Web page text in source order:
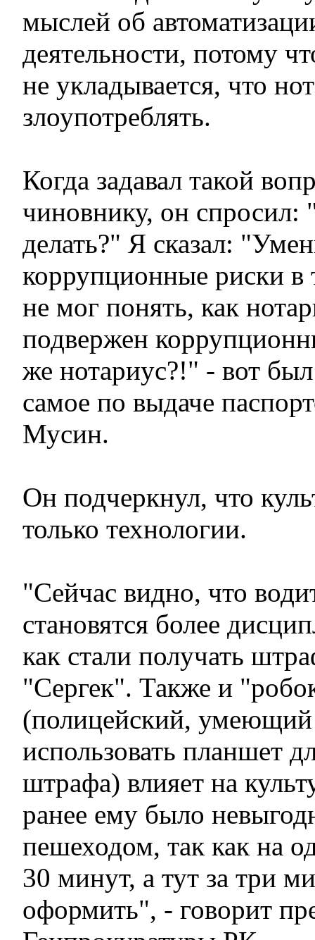
мыслей об
деятельности, потому
не укладывается, что
злоупотреблять.
Когда задавал такой
чиновнику, он спросил:
делать?" Я сказал:
коррупционные риски
не мог понять, как
подвержен
же нотариус?!" - вот
самое по выдаче
Мусин.
Он подчеркнул, что
только технологии.
"Сейчас видно, что
становятся более
как стали получать
"Сергек". Также и
(полицейский,
использовать планшет
штрафа) влияет на
ранее ему было
пешеходом, так как на
30 минут, а тут за три
оформить", - говорит